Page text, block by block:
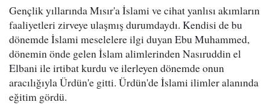
Gençlik yıllarında Mısır'a İslami ve cihat yanlısı akımların
faaliyetleri zirveye ulaşmış durumdaydı. Kendisi de bu
dönemde İslami meselelere ilgi duyan Ebu Muhammed,
dönemin önde gelen İslam alimlerinden Nasıruddin el
Elbani ile irtibat kurdu ve ilerleyen dönemde onun
aracılığıyla Ürdün'e gitti. Ürdün'de İslami ilimler alanında
eğitim gördü.